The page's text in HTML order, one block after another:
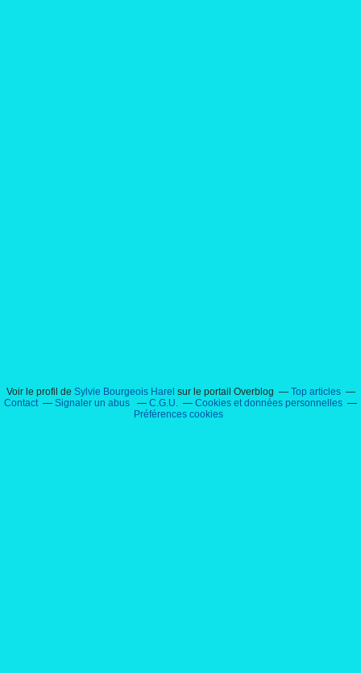
Voir le profil de Sylvie Bourgeois Harel sur le portail Overblog
Top articles
Contact
Signaler un abus C.G.U.
Cookies et données personnelles
Préférences cookies